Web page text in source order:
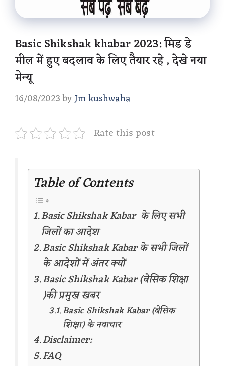
Basic Shikshak khabar 2023: मिड डे
मील में हुए बदलाव के लिए तैयार रहे , देखे नया
मेन्यू
16/08/2023 byJm kushwaha
Rate this post
Table of Contents
Basic Shikshak Kabar के लिए सभी
जिलों का आदेश
Basic Shikshak Kabar के सभी जिलों
के आदेशों में अंतर क्यों
Basic Shikshak Kabar (बेसिक शिक्षा
)की प्रमुख खबर
Basic Shikshak Kabar (बेसिक
शिक्षा) के नवाचार
Disclaimer:
FAQ